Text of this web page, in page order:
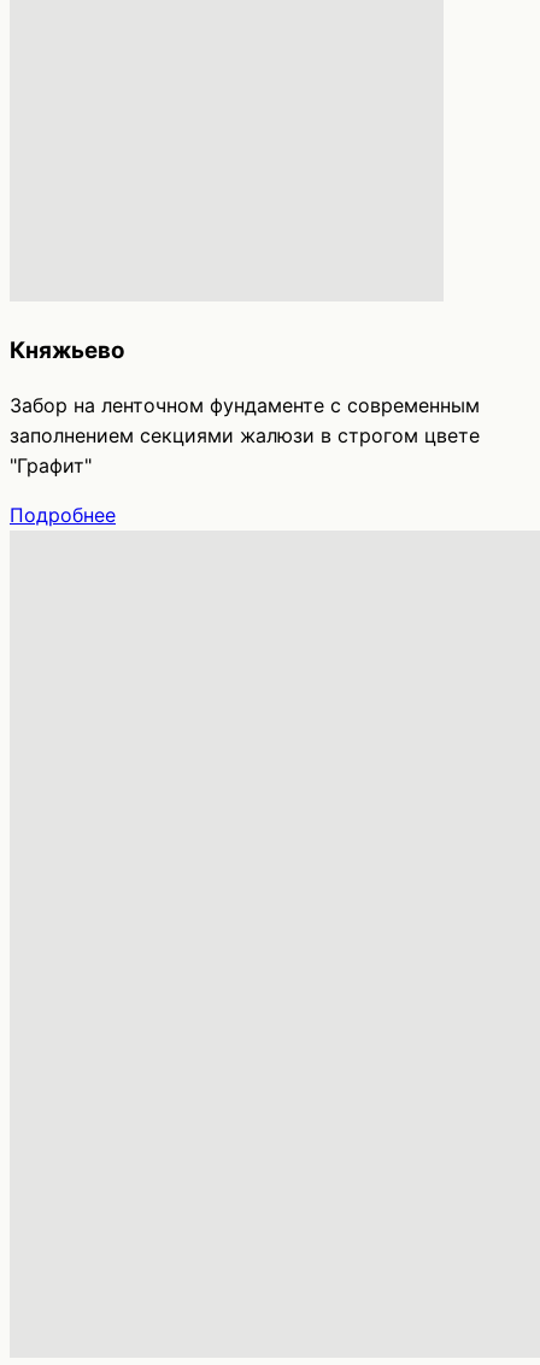
Княжьево
Забор на ленточном фундаменте с современным
заполнением секциями жалюзи в строгом цвете
"Графит"
Подробнее